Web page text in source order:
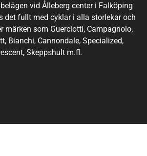
vid Ålleberg center i Falköping
det fullt med cyklar i alla storlekar och
märken som Guerciotti, Campagnolo,
Bianchi, Cannondale, Specialized,
Skeppshult m.fl.